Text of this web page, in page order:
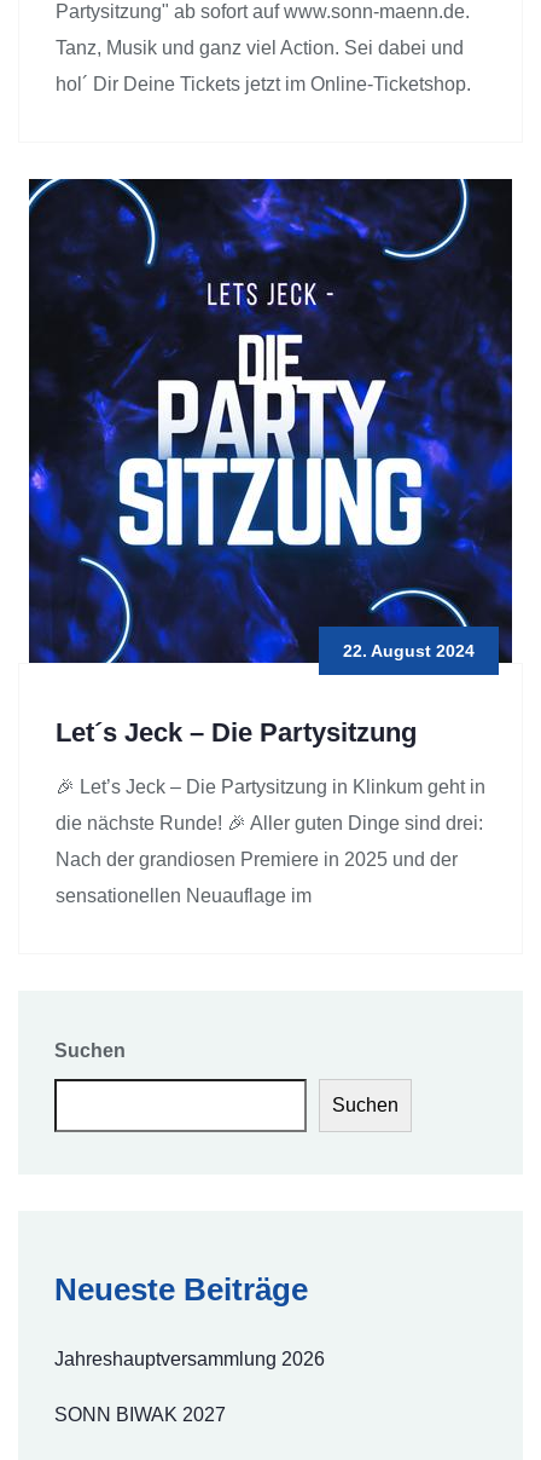
Partysitzung" ab sofort auf www.sonn-maenn.de.
Tanz, Musik und ganz viel Action. Sei dabei und
hol´ Dir Deine Tickets jetzt im Online-Ticketshop.
22. August 2024
Let´s Jeck – Die Partysitzung
🎉 Let’s Jeck – Die Partysitzung in Klinkum geht in
die nächste Runde! 🎉 Aller guten Dinge sind drei:
Nach der grandiosen Premiere in 2025 und der
sensationellen Neuauflage im
Suchen
Suchen
Neueste Beiträge
Jahreshauptversammlung 2026
SONN BIWAK 2027